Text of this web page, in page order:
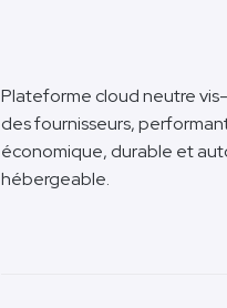
Plateforme cloud neutre
des fournisseurs,
économique, durable et
hébergeable.